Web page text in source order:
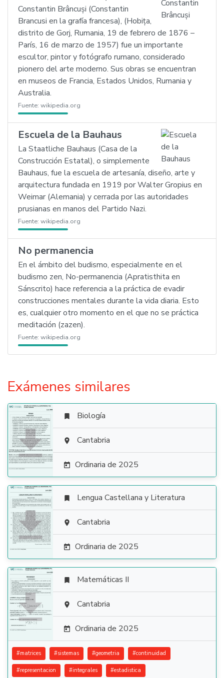
Constantin Brâncuși (Constantin
Brancusi en la grafía francesa), (Hobița,
distrito de Gorj, Rumania, 19 de febrero de 1876 –
París, 16 de marzo de 1957) fue un importante
escultor, pintor y fotógrafo rumano, considerado
pionero del arte moderno. Sus obras se encuentran
en museos de Francia, Estados Unidos, Rumania y
Australia.
Fuente: wikipedia.org
Escuela de la Bauhaus
La Staatliche Bauhaus (Casa de la
Construcción Estatal), o simplemente
Bauhaus, fue la escuela de artesanía, diseño, arte y
arquitectura fundada en 1919 por Walter Gropius en
Weimar (Alemania) y cerrada por las autoridades
prusianas en manos del Partido Nazi.
Fuente: wikipedia.org
No permanencia
En el ámbito del budismo, especialmente en el
budismo zen, No-permanencia (Apratisthita en
Sánscrito) hace referencia a la práctica de evadir
construcciones mentales durante la vida diaria. Esto
es, cualquier otro momento en el que no se práctica
meditación (zazen).
Fuente: wikipedia.org
Exámenes similares

 Biología
 Cantabria
 Ordinaria de 2025

 Lengua Castellana y Literatura
 Cantabria
 Ordinaria de 2025

 Matemáticas II
 Cantabria
 Ordinaria de 2025
#matrices #sistemas #geometria #continuidad
#representacion #integrales #estadistica